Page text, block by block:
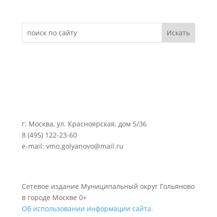
г. Москва, ул. Красноярская, дом 5/36
8 (495) 122-23-60
e-mail: vmo.golyanovo@mail.ru
Сетевое издание Муниципальный округ Гольяново
в городе Москве 0+
Об использовании информации сайта.